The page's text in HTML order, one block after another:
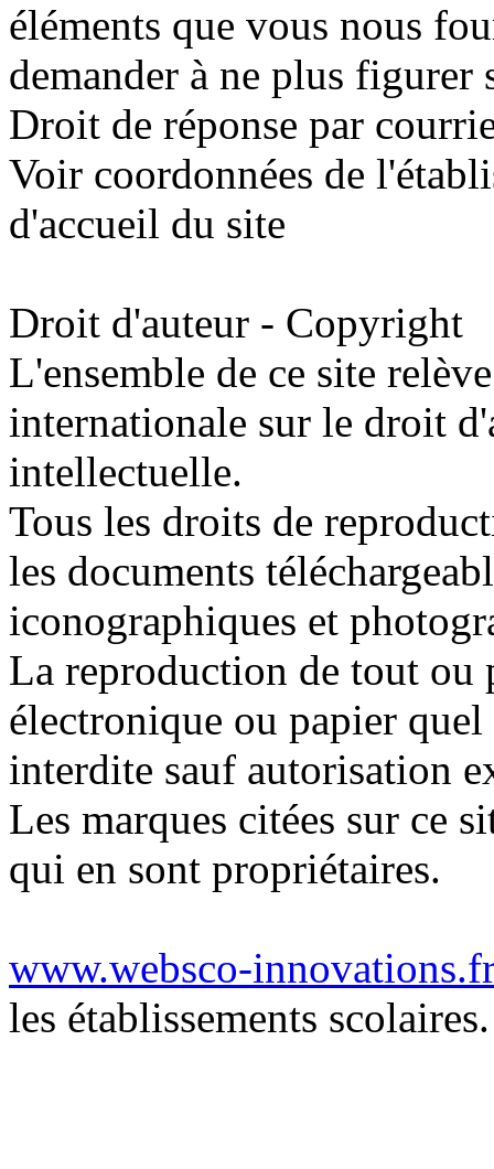
éléments que vous nous
demander à ne plus
Droit de réponse par
Voir coordonnées de
d'accueil du site
Droit d'auteur - Copyright
L'ensemble de ce site
internationale sur le droit
intellectuelle.
Tous les droits de
les documents
iconographiques et
La reproduction de tout ou
électronique ou papier
interdite sauf autorisation
Les marques citées sur ce
qui en sont propriétaires.
www.websco-
les établissements scolaires.